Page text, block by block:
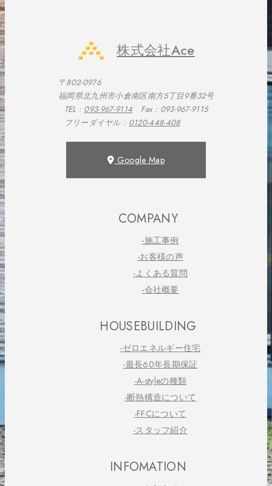
株式会社Ace
〒802-0976
福岡県北九州市小倉南区南方5丁目9番32号
TEL : 093-967-9114 Fax : 093-967-9115
フリーダイヤル : 0120-448-408
Google Map
COMPANY
-施工事例
-お客様の声
-よくある質問
-会社概要
HOUSEBUILDING
-ゼロエネルギー住宅
-最長60年長期保証
-A-styleの種類
-断熱構造について
-FFCについて
-スタッフ紹介
INFOMATION